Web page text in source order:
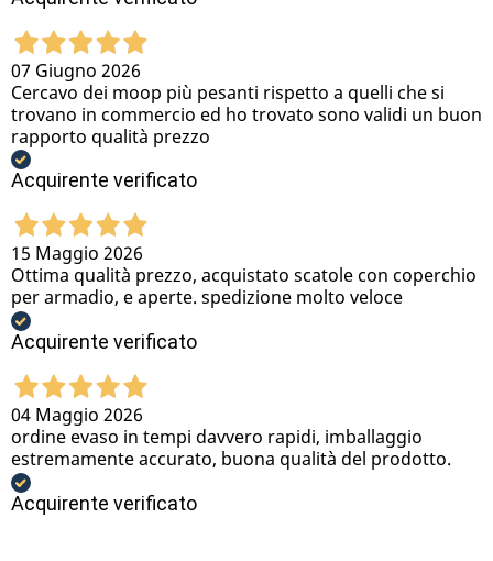
07 Giugno 2026
Cercavo dei moop più pesanti rispetto a quelli che si
trovano in commercio ed ho trovato sono validi un buon
rapporto qualità prezzo
Acquirente verificato
15 Maggio 2026
Ottima qualità prezzo, acquistato scatole con coperchio
per armadio, e aperte. spedizione molto veloce
Acquirente verificato
04 Maggio 2026
ordine evaso in tempi davvero rapidi, imballaggio
estremamente accurato, buona qualità del prodotto.
Acquirente verificato